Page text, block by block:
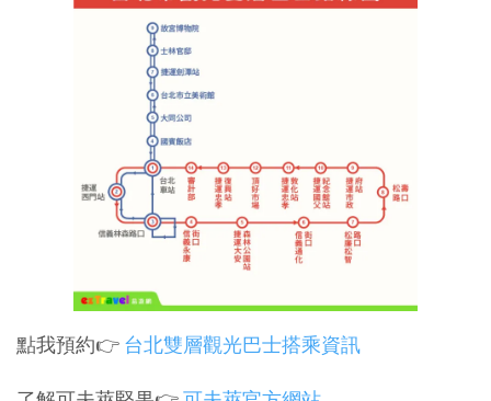
點我預約👉 台北雙層觀光巴士搭乘資訊